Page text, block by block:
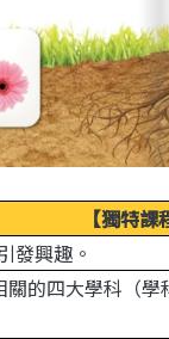
【獨特課
發興趣。
的四大學科（